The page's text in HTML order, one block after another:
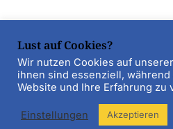
Lust auf Cookies?
Wir nutzen Cookies auf
ihnen sind essenziell,
Website und Ihre Erfahrung zu
Einstellungen Akzeptieren